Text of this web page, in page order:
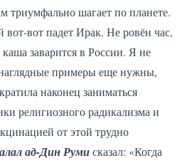
триумфально шагает по планете.
вот падет Ирак. Не ровён час,
заварится в России. Я не
примеры еще нужны,
наконец заниматься
религиозного радикализма и
от этой трудно
ад-Дин Румисказал: «Когда